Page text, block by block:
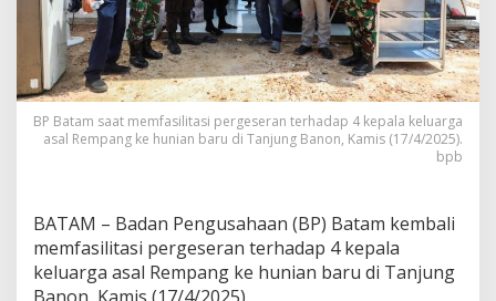
a
n
g
E
o
y
,
8
0
BP Batam saat memfasilitasi pergeseran terhadap 4 kepala keluarga
asal Rempang ke hunian baru di Tanjung Banon, Kamis (17/4/2025).
bpb
BATAM – Badan Pengusahaan (BP) Batam kembali
memfasilitasi pergeseran terhadap 4 kepala
keluarga asal Rempang ke hunian baru di Tanjung